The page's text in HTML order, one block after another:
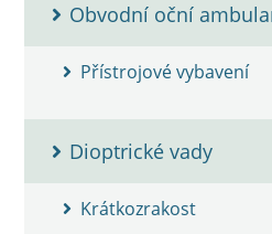
Obvodní oční
Přístrojové vybavení
Dioptrické vady
Krátkozrakost